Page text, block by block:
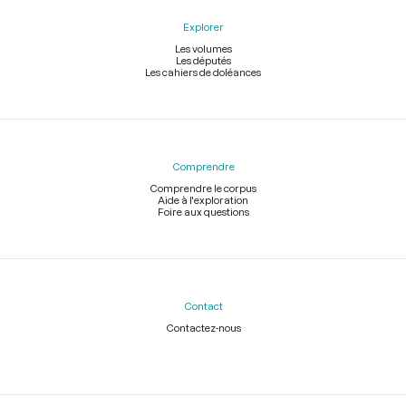
Explorer
Les volumes
Les députés
Les cahiers de doléances
Comprendre
Comprendre le corpus
Aide à l'exploration
Foire aux questions
Contact
Contactez-nous
Légal